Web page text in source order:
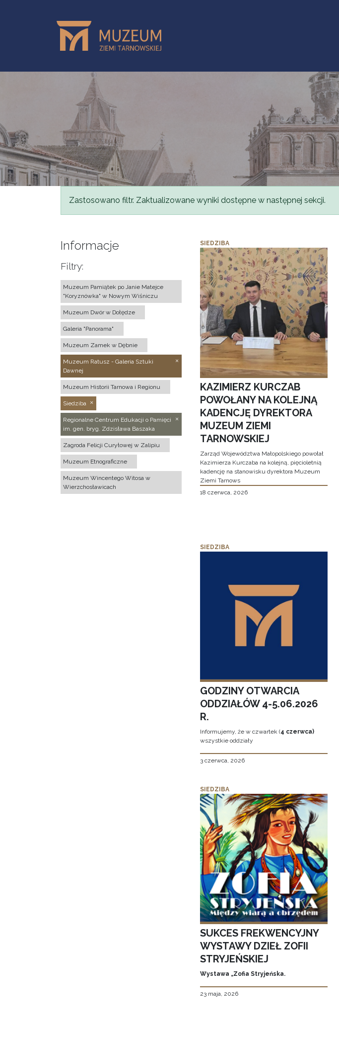
Komunikat
Zastosowano filtr. Zaktualizowane wyniki dostępne w następnej sekcji.
Informacje
Filtry:
Muzeum Pamiątek po Janie Matejce
"Koryznówka" w Nowym Wiśniczu
Muzeum Dwór w Dołędze
Galeria "Panorama"
Muzeum Zamek w Dębnie
Muzeum Ratusz - Galeria Sztuki
Dawnej
Muzeum Historii Tarnowa i Regionu
Siedziba
Regionalne Centrum Edukacji o Pamięci
im. gen. bryg. Zdzisława Baszaka
Zagroda Felicji Curyłowej w Zalipiu
Muzeum Etnograficzne
Muzeum Wincentego Witosa w
Wierzchosławicach
SIEDZIBA
KAZIMIERZ KURCZAB
POWOŁANY NA KOLEJNĄ
KADENCJĘ DYREKTORA
MUZEUM ZIEMI
TARNOWSKIEJ
Zarząd Województwa Małopolskiego powołał
Kazimierza Kurczaba na kolejną, pięcioletnią
kadencję na stanowisku dyrektora Muzeum
Ziemi Tarnows
18 czerwca, 2026
SIEDZIBA
GODZINY OTWARCIA
ODDZIAŁÓW 4-5.06.2026
R.
Informujemy, że w czwartek (4 czerwca)
wszystkie oddziały
3 czerwca, 2026
SIEDZIBA
SUKCES FREKWENCYJNY
WYSTAWY DZIEŁ ZOFII
STRYJEŃSKIEJ
Wystawa „Zofia Stryjeńska.
23 maja, 2026